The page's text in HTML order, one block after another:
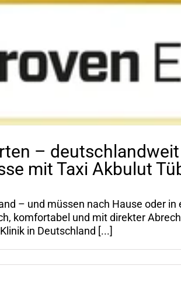
–
mit Taxi Akbulut
– und müssen nach Hause oder
komfortabel und mit direkter
in Deutschland [...]